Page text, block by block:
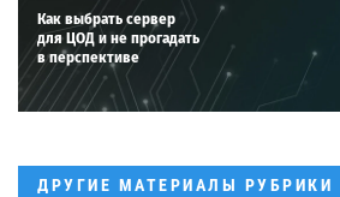
Как выбрать сервер
для ЦОД и не прогадать
в перспективе
ДРУГИЕ МАТЕРИАЛЫ РУБРИКИ